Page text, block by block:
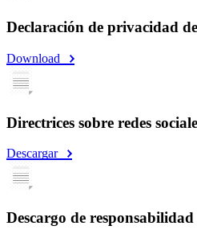
Declaración de privacidad
Download
Directrices sobre redes
Descargar
Descargo de responsabilidad